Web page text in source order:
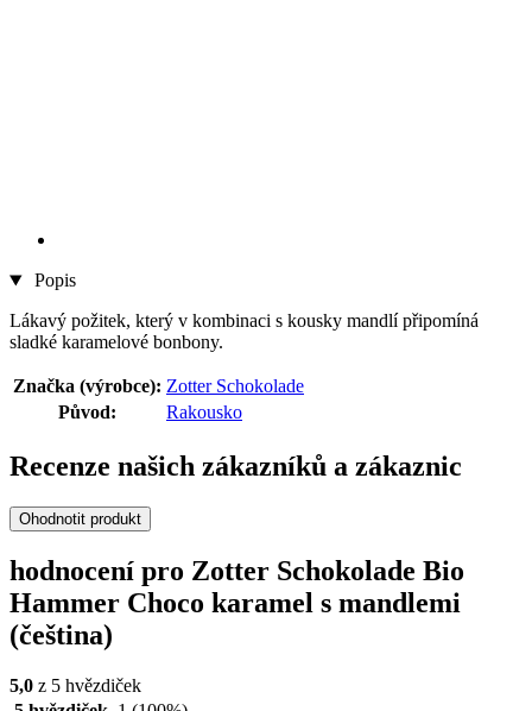
Popis
Lákavý požitek, který v kombinaci s kousky mandlí připomíná
sladké karamelové bonbony.
Značka (výrobce): Zotter Schokolade
Původ:
Rakousko
Recenze našich zákazníků a zákaznic
Ohodnotit produkt
hodnocení pro Zotter Schokolade Bio
Hammer Choco karamel s mandlemi
(čeština)
5,0 z 5 hvězdiček